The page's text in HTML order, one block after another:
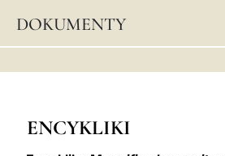
DOKUMENTY
ENCYKLIKI